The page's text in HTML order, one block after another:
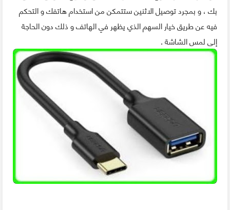
بك ، و بمجرد توصيل الاثنين ستتمكن من استخدام هاتفك و التحكم
فيه عن طريق خيار السهم الذي يظهر في الهاتف و ذلك دون الحاجة
إلى لمس الشاشة .